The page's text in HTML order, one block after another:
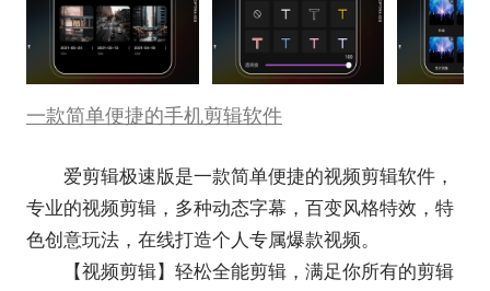
一款简单便捷的手机剪辑软件
爱剪辑极速版是一款简单便捷的视频剪辑软件，
专业的视频剪辑，多种动态字幕，百变风格特效，特
色创意玩法，在线打造个人专属爆款视频。
【视频剪辑】轻松全能剪辑，满足你所有的剪辑